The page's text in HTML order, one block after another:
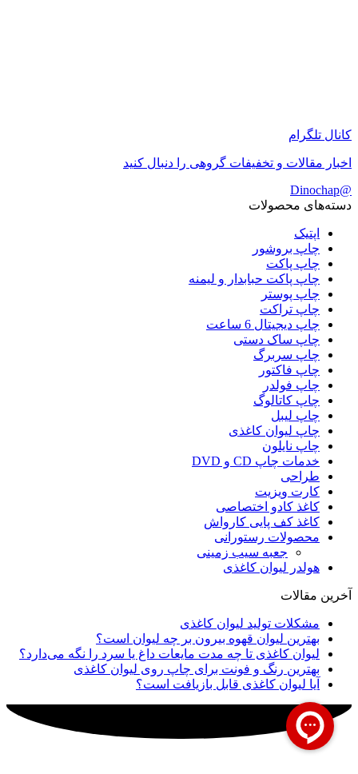
کانال تلگرام
اخبار مقالات و تخفیفات گروهی را دنبال کنید
@Dinochap
دسته‌های محصولات
اپتیک
چاپ بروشور
چاپ پاکت
چاپ پاکت حبابدار و لیمنه
چاپ پوستر
چاپ تراکت
چاپ دیجیتال 6 ساعت
چاپ ساک دستی
چاپ سربرگ
چاپ فاکتور
چاپ فولدر
چاپ کاتالوگ
چاپ لیبل
چاپ لیوان کاغذی
چاپ نایلون
خدمات چاپ CD و DVD
طراحی
کارت ویزیت
کاغذ کادو اختصاصی
کاغذ کف پایی کارواش
محصولات رستورانی
جعبه سیب زمینی
هولدر لیوان کاغذی
آخرین مقالات
مشکلات تولید لیوان کاغذی
بهترین لیوان قهوه بیرون بر چه لیوان است؟
لیوان کاغذی تا چه مدت مایعات داغ یا سرد را نگه می‌دارد؟
بهترین رنگ‌ و فونت برای چاپ روی لیوان کاغذی
آیا لیوان کاغذی قابل بازیافت است؟